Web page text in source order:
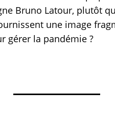
Bruno Latour, plutôt
une image
gérer la pandémie ?